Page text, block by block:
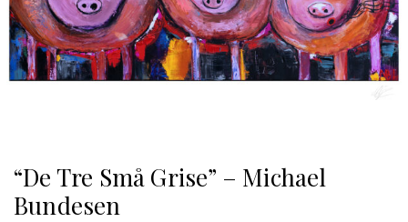
“De Tre Små Grise” – Michael
Bundesen